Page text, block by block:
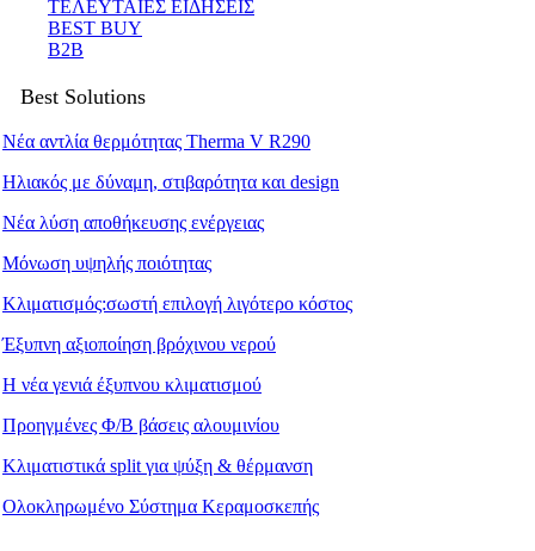
ΤΕΛΕΥΤΑΙΕΣ ΕΙΔΗΣΕΙΣ
BEST BUY
B2B
Best Solutions
Νέα αντλία θερμότητας Therma V R290
Ηλιακός με δύναμη, στιβαρότητα και design
Νέα λύση αποθήκευσης ενέργειας
Μόνωση υψηλής ποιότητας
Κλιματισμός:σωστή επιλογή λιγότερο κόστος
Έξυπνη αξιοποίηση βρόχινου νερού
Η νέα γενιά έξυπνου κλιματισμού
Προηγμένες Φ/Β βάσεις αλουμινίου
Κλιματιστικά split για ψύξη & θέρμανση
Ολοκληρωμένο Σύστημα Κεραμοσκεπής